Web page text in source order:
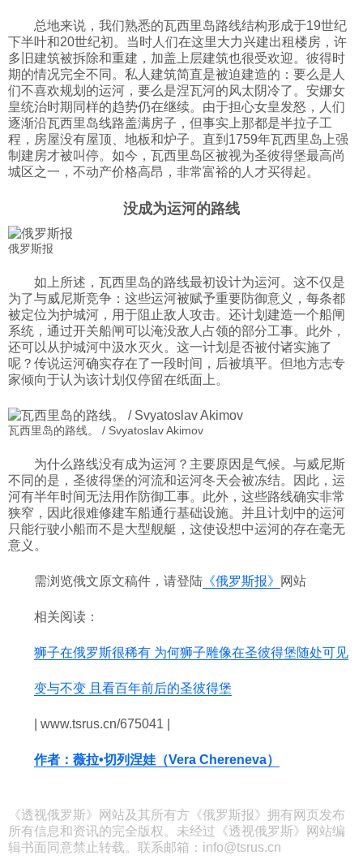
总地来说，我们熟悉的瓦西里岛路线结构形成于19世纪
下半叶和20世纪初。当时人们在这里大力兴建出租楼房，许
多旧建筑被拆除和重建，加盖上层建筑也很受欢迎。彼得时
期的情况完全不同。私人建筑简直是被迫建造的：要么是人
们不喜欢规划的运河，要么是涅瓦河的风太阴冷了。安娜女
皇统治时期同样的趋势仍在继续。由于担心女皇发怒，人们
逐渐沿瓦西里岛线路盖满房子，但事实上那都是半拉子工
程，房屋没有屋顶、地板和炉子。直到1759年瓦西里岛上强
制建房才被叫停。如今，瓦西里岛区被视为圣彼得堡最高尚
城区之一，不动产价格高昂，非常富裕的人才买得起。
没成为运河的路线
俄罗斯报
如上所述，瓦西里岛的路线最初设计为运河。这不仅是
为了与威尼斯竞争：这些运河被赋予重要防御意义，每条都
被定位为护城河，用于阻止敌人攻击。还计划建造一个船闸
系统，通过开关船闸可以淹没敌人占领的部分工事。此外，
还可以从护城河中汲水灭火。这一计划是否被付诸实施了
呢？传说运河确实存在了一段时间，后被填平。但地方志专
家倾向于认为该计划仅停留在纸面上。
瓦西里岛的路线。 / Svyatoslav Akimov
为什么路线没有成为运河？主要原因是气候。与威尼斯
不同的是，圣彼得堡的河流和运河冬天会被冻结。因此，运
河有半年时间无法用作防御工事。此外，这些路线确实非常
狭窄，因此很难修建车船通行基础设施。并且计划中的运河
只能行驶小船而不是大型舰艇，这使设想中运河的存在毫无
意义。
需浏览俄文原文稿件，请登陆 《俄罗斯报》 网站
相关阅读：
狮子在俄罗斯很稀有 为何狮子雕像在圣彼得堡随处可见
变与不变 且看百年前后的圣彼得堡
| www.tsrus.cn/675041 |
作者：薇拉•切列涅娃（Vera Chereneva）
《透视俄罗斯》网站及其所有方《俄罗斯报》拥有网页发布
所有信息和资讯的完全版权。未经过《透视俄罗斯》网站编
辑书面同意禁止转载。联系邮箱：info@tsrus.cn